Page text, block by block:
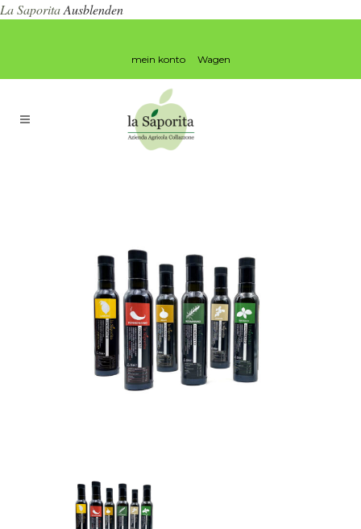
La SaporitaAusblenden
mein konto Wagen